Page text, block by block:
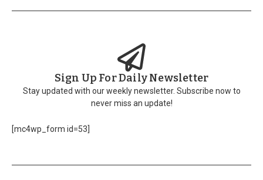
Sign Up For Daily Newsletter
Stay updated with our weekly newsletter. Subscribe now to
never miss an update!
[mc4wp_form id=53]